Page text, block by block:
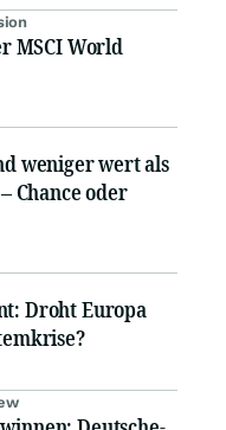
MSCI World
weniger wert als
Chance oder
Droht Europa